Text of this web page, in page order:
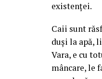
existenței.
Caii sunt
duși la apă,
Vara, e cu
mâncare, le